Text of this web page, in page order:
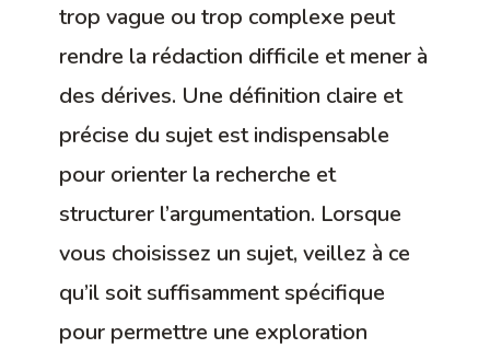
trop vague ou trop complexe peut
rendre la rédaction difficile et mener à
des dérives. Une définition claire et
précise du sujet est indispensable
pour orienter la recherche et
structurer l’argumentation. Lorsque
vous choisissez un sujet, veillez à ce
qu’il soit suffisamment spécifique
pour permettre une exploration